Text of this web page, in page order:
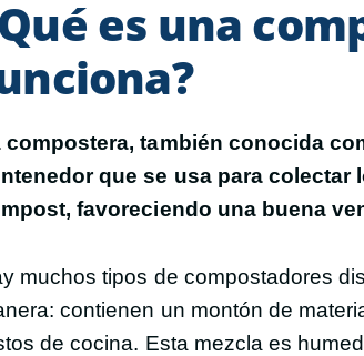
es una
compostera, también conocida
que se usa para colectar
favoreciendo una buena
muchos tipos de compostadores
contienen un montón de
de cocina. Esta mezcla es